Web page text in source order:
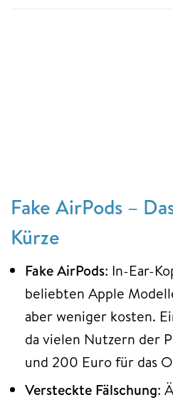
Fake AirPods –
Kürze
Fake AirPods: In-Ear-
beliebten Apple
aber weniger kosten.
da vielen Nutzern der
und 200 Euro für das
Versteckte Fälschung: